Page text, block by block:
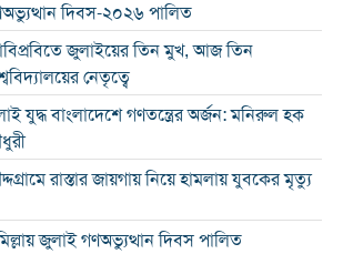
দিবস-২০২৬ পালিত
জুলাইয়ের তিন মুখ, আজ তিন
নেতৃত্বে
যুদ্ধ বাংলাদেশে গণতন্ত্রের অর্জন: মনিরুল হক
রাস্তার জায়গায় নিয়ে হামলায় যুবকের মৃত্যু
জুলাই গণঅভ্যুত্থান দিবস পালিত